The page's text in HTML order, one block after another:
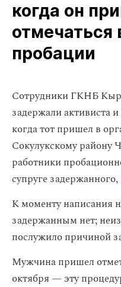
когда он
отмечаться
пробации
Сотрудники ГКНБ
задержали активиста
когда тот пришел в
Сокулукскому району
работники
супруге задержанного,
К моменту написания
задержанным нет;
послужило причиной
Мужчина пришел
октября — эту